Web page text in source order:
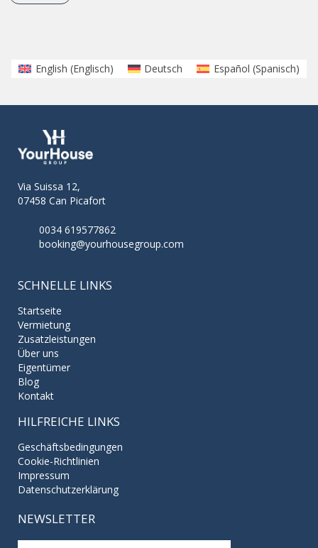
English (Englisch) Deutsch Español (Spanisch)
Via Suissa 12,
07458 Can Picafort
0034 619577862
booking@yourhousegroup.com
SCHNELLE LINKS
Startseite
Vermietung
Zusatzleistungen
Über uns
Eigentümer
Blog
Kontakt
HILFREICHE LINKS
Geschäftsbedingungen
Cookie-Richtlinien
Impressum
Datenschutzerklärung
NEWSLETTER